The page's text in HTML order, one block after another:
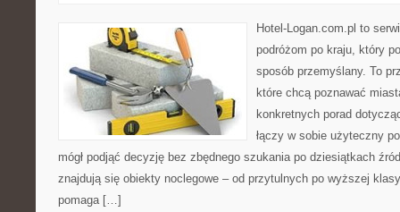
Hotel-Logan.com.pl to
podróżom po kraju, który
sposób przemyślany. To
które chcą poznawać
konkretnych porad
łączy w sobie użyteczny
mógł podjąć decyzję bez zbędnego szukania po dziesiątkach
znajdują się obiekty noclegowe – od przytulnych po wyższej
pomaga […]